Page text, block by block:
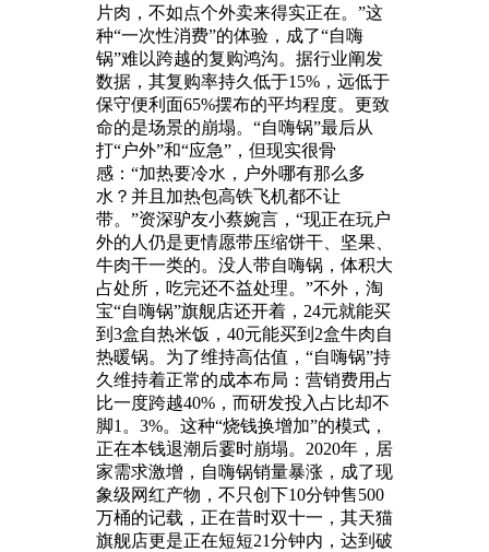
片肉，不如点个外卖来得实正在。”这
种“一次性消费”的体验，成了“自嗨
锅”难以跨越的复购鸿沟。据行业阐发
数据，其复购率持久低于15%，远低于
保守便利面65%摆布的平均程度。更致
命的是场景的崩塌。“自嗨锅”最后从
打“户外”和“应急”，但现实很骨
感：“加热要冷水，户外哪有那么多
水？并且加热包高铁飞机都不让
带。”资深驴友小蔡婉言，“现正在玩户
外的人仍是更情愿带压缩饼干、坚果、
牛肉干一类的。没人带自嗨锅，体积大
占处所，吃完还不益处理。”不外，淘
宝“自嗨锅”旗舰店还开着，24元就能买
到3盒自热米饭，40元能买到2盒牛肉自
热暖锅。为了维持高估值，“自嗨锅”持
久维持着正常的成本布局：营销费用占
比一度跨越40%，而研发投入占比却不
脚1。3%。这种“烧钱换增加”的模式，
正在本钱退潮后霎时崩塌。2020年，居
家需求激增，自嗨锅销量暴涨，成了现
象级网红产物，不只创下10分钟售500
万桶的记载，正在昔时双十一，其天猫
旗舰店更是正在短短21分钟内，达到破